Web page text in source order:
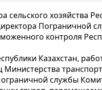
хозяйства
Пограничной
контроля
Казахстан,
службы